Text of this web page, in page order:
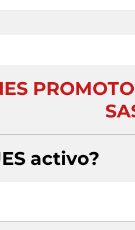
activo?